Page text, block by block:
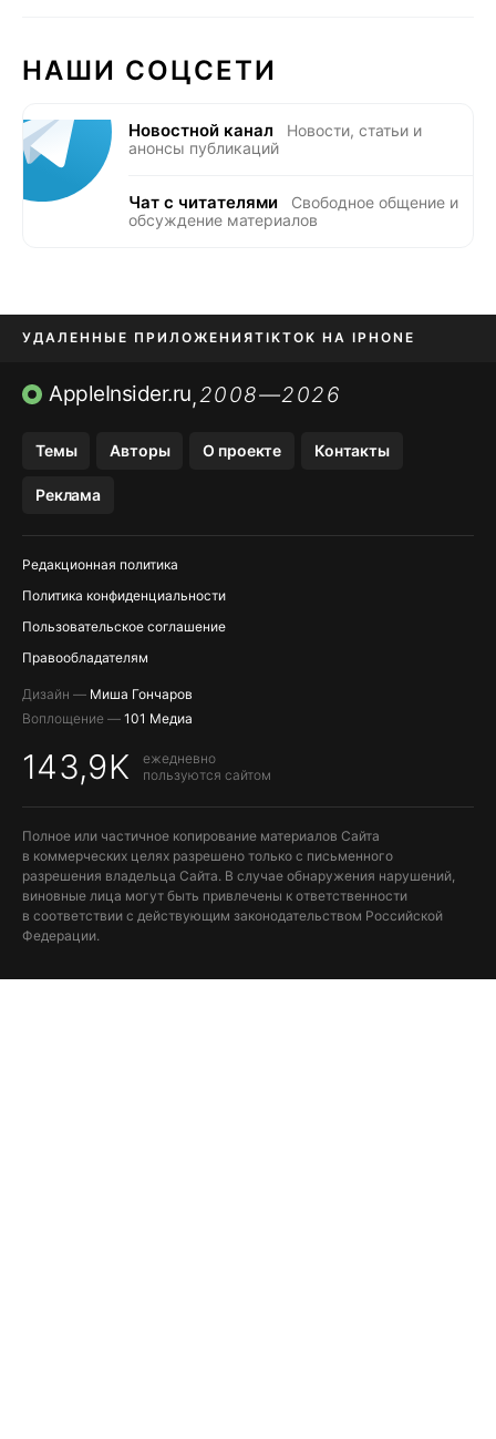
НАШИ СОЦСЕТИ
Новостной канал
Новости, статьи и
анонсы публикаций
Чат с читателями
Свободное общение и
обсуждение материалов
УДАЛЕННЫЕ ПРИЛОЖЕНИЯTIKTOK НА IPHONE
ПРИЛОЖЕНИЯ БЕЗ APP STORE
AppleInsider.ru,2008—2026
Темы Авторы О проекте Контакты
Реклама
Редакционная политика
Политика конфиденциальности
Пользовательское соглашение
Правообладателям
Дизайн — Миша Гончаров
Воплощение — 101 Медиа
143,9K
ежедневно
пользуются сайтом
Полное или частичное копирование материалов Сайта
в коммерческих целях разрешено только с письменного
разрешения владельца Сайта. В случае обнаружения нарушений,
виновные лица могут быть привлечены к ответственности
в соответствии с действующим законодательством Российской
Федерации.